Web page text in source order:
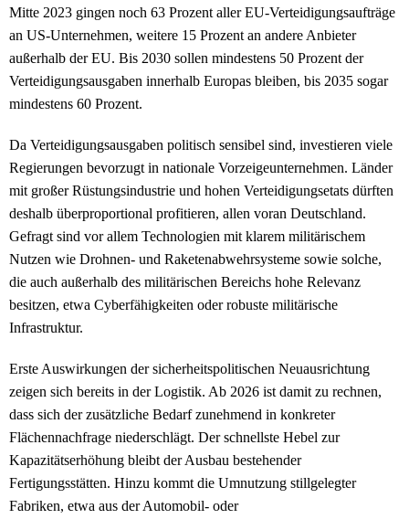
Mitte 2023 gingen noch 63 Prozent aller EU-Verteidigungsaufträge
an US-Unternehmen, weitere 15 Prozent an andere Anbieter
außerhalb der EU. Bis 2030 sollen mindestens 50 Prozent der
Verteidigungsausgaben innerhalb Europas bleiben, bis 2035 sogar
mindestens 60 Prozent.
Da Verteidigungsausgaben politisch sensibel sind, investieren viele
Regierungen bevorzugt in nationale Vorzeigeunternehmen. Länder
mit großer Rüstungsindustrie und hohen Verteidigungsetats dürften
deshalb überproportional profitieren, allen voran Deutschland.
Gefragt sind vor allem Technologien mit klarem militärischem
Nutzen wie Drohnen- und Raketenabwehrsysteme sowie solche,
die auch außerhalb des militärischen Bereichs hohe Relevanz
besitzen, etwa Cyberfähigkeiten oder robuste militärische
Infrastruktur.
Erste Auswirkungen der sicherheitspolitischen Neuausrichtung
zeigen sich bereits in der Logistik. Ab 2026 ist damit zu rechnen,
dass sich der zusätzliche Bedarf zunehmend in konkreter
Flächennachfrage niederschlägt. Der schnellste Hebel zur
Kapazitätserhöhung bleibt der Ausbau bestehender
Fertigungsstätten. Hinzu kommt die Umnutzung stillgelegter
Fabriken, etwa aus der Automobil- oder